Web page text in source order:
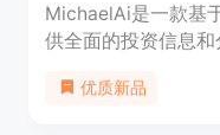
MichaelAi是一款基
供全面的投资信息
析，助力用户进行
优质新品